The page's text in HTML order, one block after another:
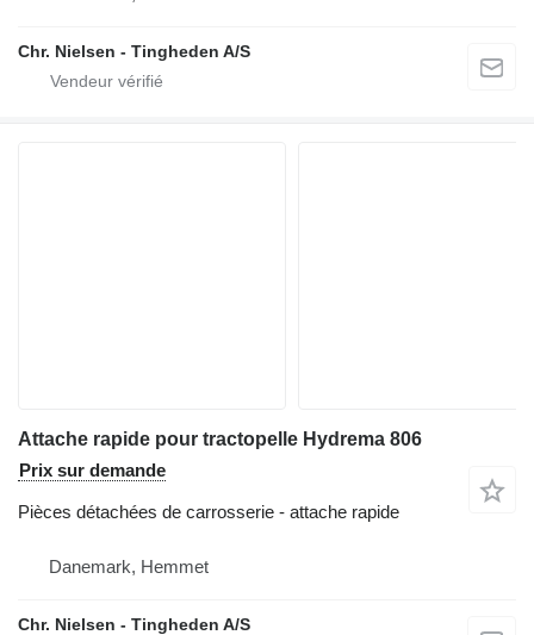
Chr. Nielsen - Tingheden A/S
Attache rapide pour tractopelle Hydrema 806
Prix sur demande
Pièces détachées de carrosserie - attache rapide
Danemark, Hemmet
Chr. Nielsen - Tingheden A/S